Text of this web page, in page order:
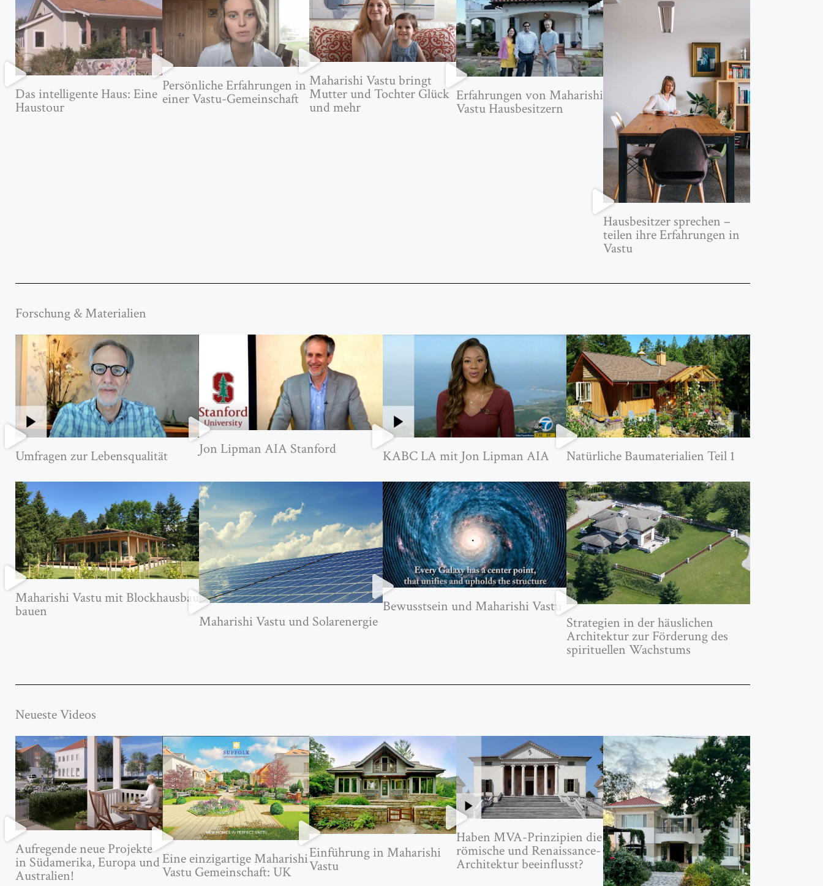
Das intelligente Haus: Eine
Haustour
Persönliche Erfahrungen in
einer Vastu-Gemeinschaft
Maharishi Vastu bringt
Mutter und Tochter Glück
und mehr
Erfahrungen von Maharishi
Vastu Hausbesitzern
Hausbesitzer sprechen –
teilen ihre Erfahrungen in
Vastu
Forschung & Materialien
Umfragen zur Lebensqualität Jon Lipman AIA Stanford KABC LA mit Jon Lipman AIA Natürliche Baumaterialien Teil 1
Maharishi Vastu mit Blockhausbau
bauen
Maharishi Vastu und Solarenergie
Bewusstsein und Maharishi Vastu
Strategien in der häuslichen
Architektur zur Förderung des
spirituellen Wachstums
Neueste Videos
Aufregende neue Projekte
in Südamerika, Europa und
Australien!
Eine einzigartige Maharishi
Vastu Gemeinschaft: UK
Einführung in Maharishi
Vastu
Haben MVA-Prinzipien die
römische und Renaissance-
Architektur beeinflusst?